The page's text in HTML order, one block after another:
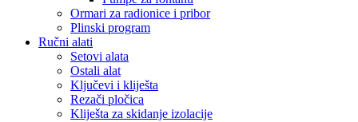
Ormari za radionice i pribor
Plinski program
Ručni alati
Setovi alata
Ostali alat
Ključevi i kliješta
Rezači pločica
Kliješta za skidanje izolacije